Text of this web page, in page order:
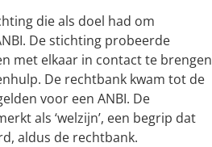
die als doel had om
De stichting probeerde
met elkaar in contact te brengen
De rechtbank kwam tot de
voor een ANBI. De
als ‘welzijn’, een begrip dat
aldus de rechtbank.